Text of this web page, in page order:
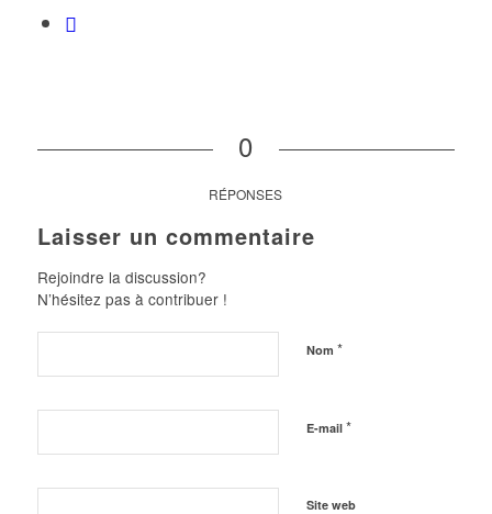
0
RÉPONSES
Laisser un commentaire
Rejoindre la discussion?
N’hésitez pas à contribuer !
Nom *
E-mail *
Site web